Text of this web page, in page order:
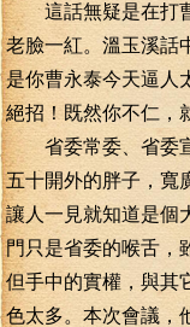
這話無疑是在打曹
老臉一紅。溫玉溪話
是你曹永泰今天逼人
絕招！既然你不仁，
省委常委、省委宣
五十開外的胖子，寬
讓人一見就知道是個
門只是省委的喉舌，
但手中的實權，與其
色太多。本次會議，